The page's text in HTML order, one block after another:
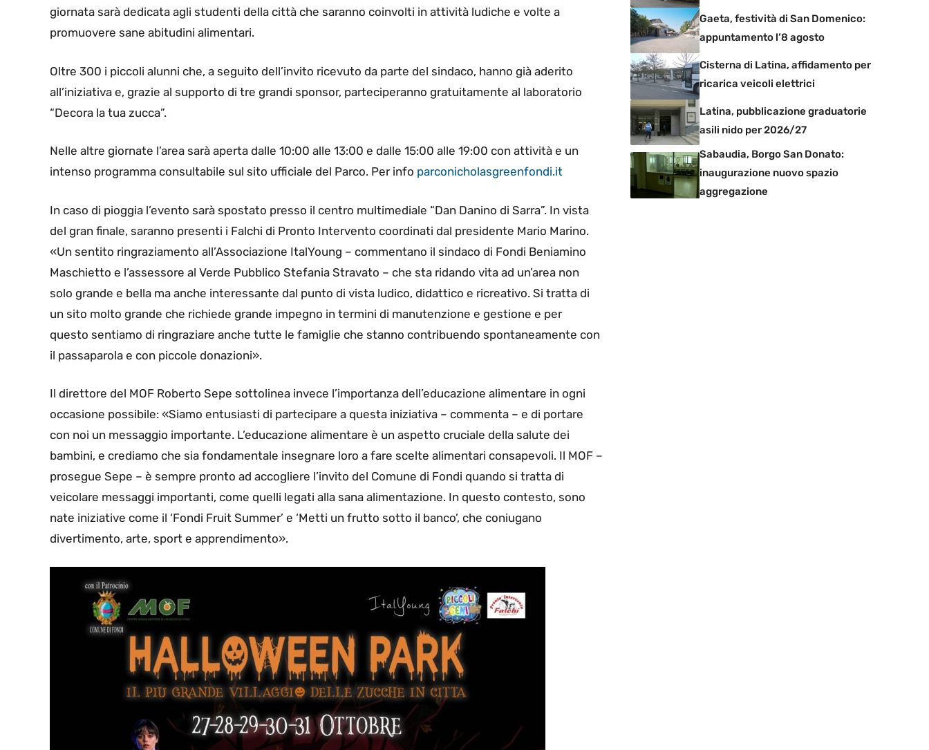
giornata sarà dedicata agli studenti della città che saranno coinvolti in attività ludiche e volte a
promuovere sane abitudini alimentari.
Oltre 300 i piccoli alunni che, a seguito dell’invito ricevuto da parte del sindaco, hanno già aderito
all’iniziativa e, grazie al supporto di tre grandi sponsor, parteciperanno gratuitamente al laboratorio
“Decora la tua zucca”.
Nelle altre giornate l’area sarà aperta dalle 10:00 alle 13:00 e dalle 15:00 alle 19:00 con attività e un
intenso programma consultabile sul sito ufficiale del Parco. Per info parconicholasgreenfondi.it
In caso di pioggia l’evento sarà spostato presso il centro multimediale “Dan Danino di Sarra”. In vista
del gran finale, saranno presenti i Falchi di Pronto Intervento coordinati dal presidente Mario Marino.
«Un sentito ringraziamento all’Associazione ItalYoung – commentano il sindaco di Fondi Beniamino
Maschietto e l’assessore al Verde Pubblico Stefania Stravato – che sta ridando vita ad un’area non
solo grande e bella ma anche interessante dal punto di vista ludico, didattico e ricreativo. Si tratta di
un sito molto grande che richiede grande impegno in termini di manutenzione e gestione e per
questo sentiamo di ringraziare anche tutte le famiglie che stanno contribuendo spontaneamente con
il passaparola e con piccole donazioni».
Il direttore del MOF Roberto Sepe sottolinea invece l’importanza dell’educazione alimentare in ogni
occasione possibile: «Siamo entusiasti di partecipare a questa iniziativa – commenta – e di portare
con noi un messaggio importante. L’educazione alimentare è un aspetto cruciale della salute dei
bambini, e crediamo che sia fondamentale insegnare loro a fare scelte alimentari consapevoli. Il MOF –
prosegue Sepe – è sempre pronto ad accogliere l’invito del Comune di Fondi quando si tratta di
veicolare messaggi importanti, come quelli legati alla sana alimentazione. In questo contesto, sono
nate iniziative come il ‘Fondi Fruit Summer’ e ‘Metti un frutto sotto il banco’, che coniugano
divertimento, arte, sport e apprendimento».
Gaeta, festività di San Domenico:
appuntamento l’8 agosto
Cisterna di Latina, affidamento per
ricarica veicoli elettrici
Latina, pubblicazione graduatorie
asili nido per 2026/27
Sabaudia, Borgo San Donato:
inaugurazione nuovo spazio
aggregazione